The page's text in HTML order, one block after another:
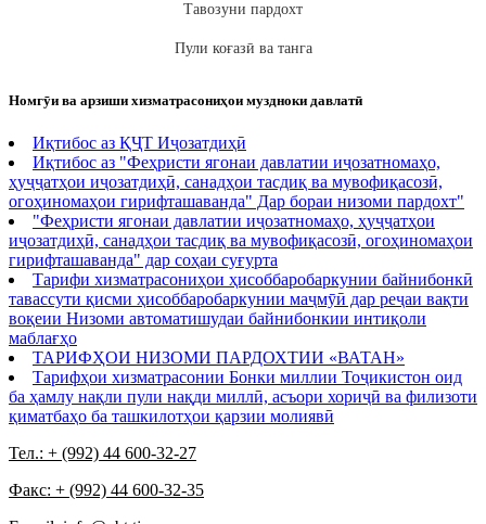
Тавозуни пардохт
Пули коғазӣ ва танга
Номгӯи ва арзиши хизматрасониҳои муздноки давлатӣ
Иқтибос аз ҚҶТ Иҷозатдиҳӣ
Иқтибос аз "Феҳристи ягонаи давлатии иҷозатномаҳо,
ҳуҷҷатҳои иҷозатдиҳӣ, санадҳои тасдиқ ва мувофиқасозӣ,
огоҳиномаҳои гирифташаванда" Дар бораи низоми пардохт"
"Феҳристи ягонаи давлатии иҷозатномаҳо, ҳуҷҷатҳои
иҷозатдиҳӣ, санадҳои тасдиқ ва мувофиқасозӣ, огоҳиномаҳои
гирифташаванда" дар соҳаи суғурта
Тарифи хизматрасониҳои ҳисоббаробаркунии байнибонкӣ
тавассути қисми ҳисоббаробаркунии маҷмӯӣ дар реҷаи вақти
воқеии Низоми автоматишудаи байнибонкии интиқоли
маблағҳо
ТАРИФҲОИ НИЗОМИ ПАРДОХТИИ «ВАТАН»
Тарифҳои хизматрасонии Бонки миллии Тоҷикистон оид
ба ҳамлу нақли пули нақди миллӣ, асъори хориҷӣ ва филизоти
қиматбаҳо ба ташкилотҳои қарзии молиявӣ
Тел.: + (992) 44 600-32-27
Факс: + (992) 44 600-32-35